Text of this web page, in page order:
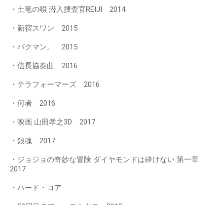
・土竜の唄 潜入捜査官REIJI 2014
・新宿スワン 2015
・バクマン。 2015
・信長協奏曲 2016
・テラフォーマーズ 2016
・何者 2016
・映画 山田孝之3D 2017
・銀魂 2017
・ジョジョの奇妙な冒険 ダイヤモンドは砕けない 第一章
2017
・ハード・コア